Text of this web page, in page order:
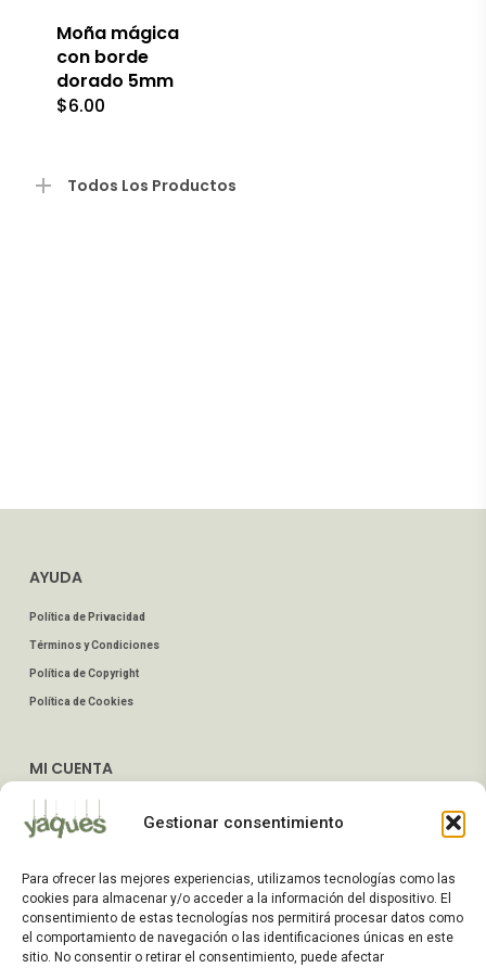
Gestionar consentimiento
Para ofrecer las mejores experiencias, utilizamos tecnologías como las
cookies para almacenar y/o acceder a la información del dispositivo. El
consentimiento de estas tecnologías nos permitirá procesar datos como
el comportamiento de navegación o las identificaciones únicas en este
sitio. No consentir o retirar el consentimiento, puede afectar
pueden
elegir
de
Moña mágica
con borde
dorado 5mm
$6.00
Todos Los Productos
AYUDA
Política de Privacidad
Términos y Condiciones
Política de Copyright
Política de Cookies
MI CUENTA
Dirección de Envío
Preguntas Frecuentes
ATENCIÓN AL CLIENTE